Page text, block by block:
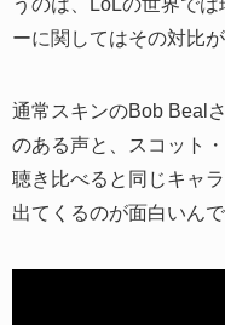
うのは、LoLの世界で
ーに関してはその対比
通常スキンのBob Beal
のある声と、スコット
聴き比べると同じキャ
出てくるのが面白いんで